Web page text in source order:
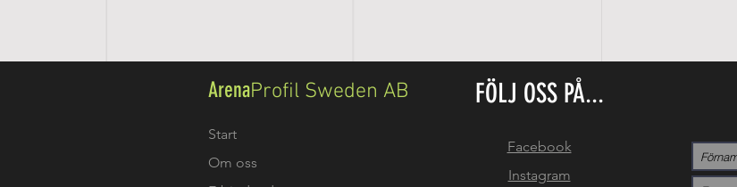
ArenaProfil Sweden AB
Start
Om oss
FÖLJ OSS PÅ...
Facebook
Instagram